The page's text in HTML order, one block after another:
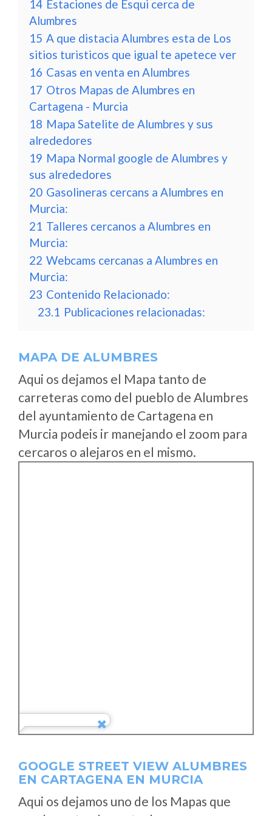
14 Estaciones de Esqui cerca de
Alumbres
15 A que distacia Alumbres esta de Los
sitios turisticos que igual te apetece ver
16 Casas en venta en Alumbres
17 Otros Mapas de Alumbres en
Cartagena - Murcia
18 Mapa Satelite de Alumbres y sus
alrededores
19 Mapa Normal google de Alumbres y
sus alrededores
20 Gasolineras cercans a Alumbres en
Murcia:
21 Talleres cercanos a Alumbres en
Murcia:
22 Webcams cercanas a Alumbres en
Murcia:
23 Contenido Relacionado:
23.1 Publicaciones relacionadas:
MAPA DE ALUMBRES
Aqui os dejamos el Mapa tanto de
carreteras como del pueblo de Alumbres
del ayuntamiento de Cartagena en
Murcia podeis ir manejando el zoom para
cercaros o alejaros en el mismo.
GOOGLE STREET VIEW ALUMBRES
EN CARTAGENA EN MURCIA
Aqui os dejamos uno de los Mapas que